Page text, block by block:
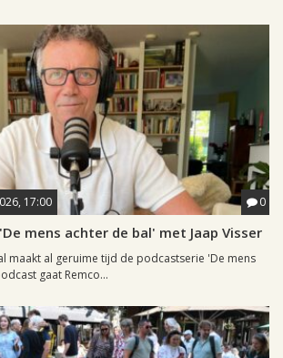
17:00 0
mens achter de bal' met Jaap Visser
maakt al geruime tijd de podcastserie 'De mens
gaat Remco...